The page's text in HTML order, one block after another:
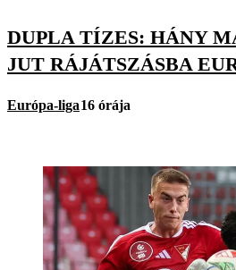
DUPLA TÍZES: HÁNY
JUT RÁJÁTSZÁSBA
Európa-liga16 órája